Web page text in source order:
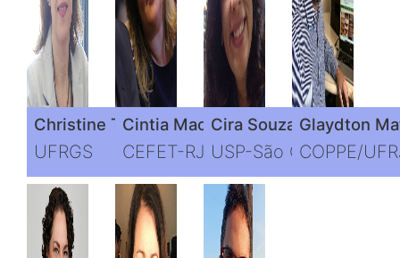
Christine Tessele Nodari
UFRGS
Cintia Machado de Oliveira
CEFET-RJ
Cira Souza Pitombo
USP-São Carlos
Glaydton
COPPE/